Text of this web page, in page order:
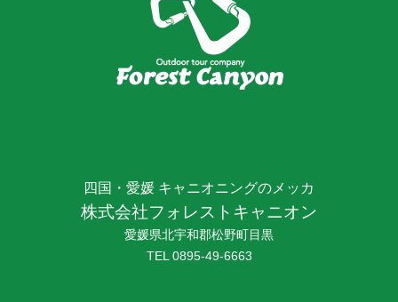
四国・愛媛 キャニオニングのメッカ
株式会社フォレストキャニオン
愛媛県北宇和郡松野町目黒
TEL 0895-49-6663